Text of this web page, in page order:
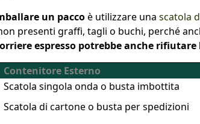
un paccoè utilizzare una scatola
presenti graffi, tagli o buchi, perché
espresso potrebbe anche rifiutare
Contenitore Esterno
Scatola singola onda o busta imbottita
Scatola di cartone o busta per spedizioni